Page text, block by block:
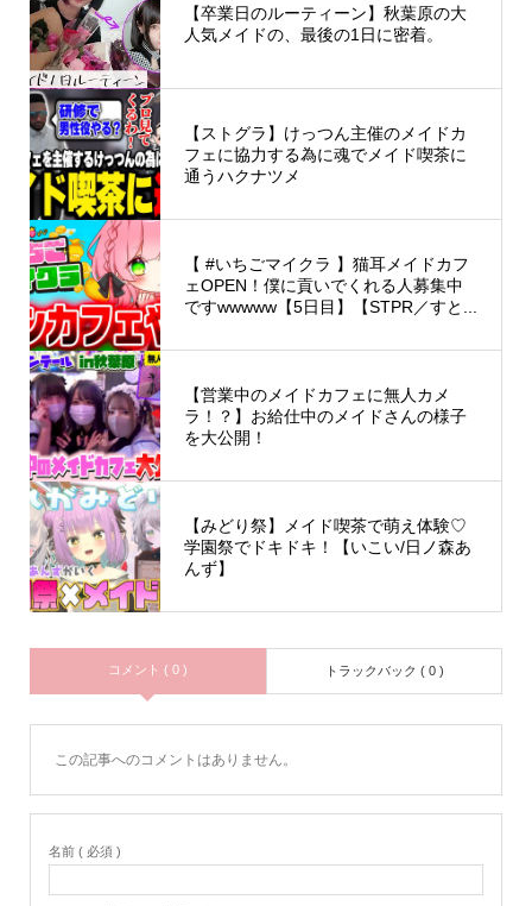
【卒業日のルーティーン】秋葉原の大
人気メイドの、最後の1日に密着。
【ストグラ】けっつん主催のメイドカ
フェに協力する為に魂でメイド喫茶に
通うハクナツメ
【 #いちごマイクラ 】猫耳メイドカフ
ェOPEN！僕に貢いでくれる人募集中
ですwwwww【5日目】【STPR／すと...
【営業中のメイドカフェに無人カメ
ラ！？】お給仕中のメイドさんの様子
を大公開！
【みどり祭】メイド喫茶で萌え体験♡
学園祭でドキドキ！【いこい/日ノ森あ
んず】
コメント ( 0 ) トラックバック ( 0 )
この記事へのコメントはありません。
名前 ( 必須 )